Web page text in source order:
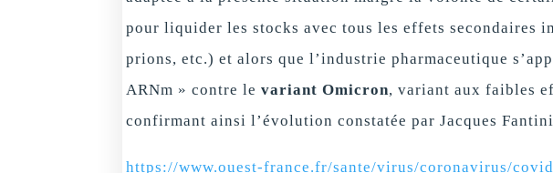
pour liquider les stocks avec tous les effets secondaires
prions, etc.) et alors que l’industrie pharmaceutique
ARNm » contre le variant Omicron, variant aux faibles
confirmant ainsi l’évolution constatée par Jacques
https://www.ouest-france.fr/sante/virus/coronavirus/